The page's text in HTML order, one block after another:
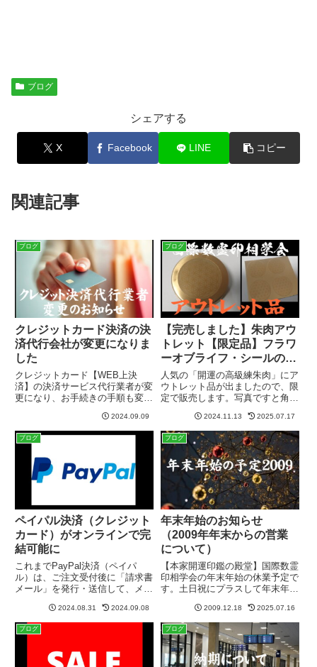
ブログ
シェアする
X Facebook LINE コピー
関連記事
ブログ
クレジットカード決済の決
済代行会社が変更になりま
した
クレジットカード【WEB上決
済】の決済サービス代行業者が変
更になり、お手続きの手順も変わ
グループのZEUS決済に変更これ
まではクレジットカード【WEB
上決済】のサービス代行業者に
「ASJペイメント」を使用して...
2024.09.09
ブログ
【完売しました】朱肉アウ
トレット【限定品】フラワ
ーオブライフ・シールのお
まけ付き
人気の「開運の高級練朱肉」にア
ウトレット品が出ましたので、限
定で販売します。写真ですと角度
が、缶の表蓋や底面に凹みがあり
ます。正規品としては販売できな
いので、アウトレット品として
500円引き+おまけ付+送料無料...
2024.11.13 2025.07.17
ブログ
ペイパル決済（クレジット
カード）がオンラインで完
結可能に
これまでPayPal決済（ペイパ
ル）は、ご注文受付後に「請求書
メール」を発行・送信して、メー
「メール方式」のみの対応でし
た。しかし、この度ペイパルでオ
ンライン決済が可能になりました
2024.08.31 2024.09.08
ブログ
年末年始のお知らせ
（2009年年末からの営業
について）
【本家開運印鑑の殿堂】国際数霊
印相学会の年末年始の休業予定で
す。土日祝にプラスして年末年始
い。年末年始の営業日について
【国際数霊印相学会の休業日】
2009年12月29日（火）～2010年1
月5日（火）まで印鑑の...
2009.12.18 2025.07.16
ブログ ブログ